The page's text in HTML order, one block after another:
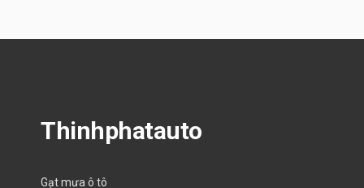
Thinhphatauto
Gạt mưa ô tô